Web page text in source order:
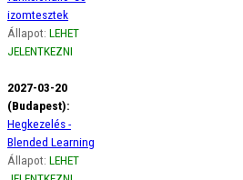
izomtesztek
Állapot: LEHET
JELENTKEZNI
2027-03-20
(Budapest):
Hegkezelés -
Blended Learning
Állapot: LEHET